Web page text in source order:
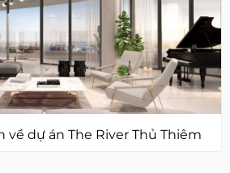
về dự án The River Thủ Thiêm